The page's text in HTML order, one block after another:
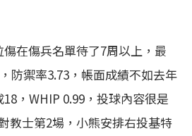
在傷兵名單待了7周以上，最
防禦率3.73，帳面成績不如去年
，WHIP 0.99，投球內容很是
教士第2場，小熊安排右投基特